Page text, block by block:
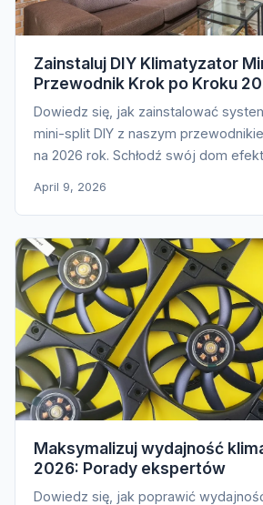
Zainstaluj DIY Klimatyzator
Przewodnik Krok po Kroku
Dowiedz się, jak zainstalować
mini-split DIY z naszym
na 2026 rok. Schłodź swój dom
April 9, 2026
Maksymalizuj wydajność
2026: Porady ekspertów
Dowiedz się, jak poprawić